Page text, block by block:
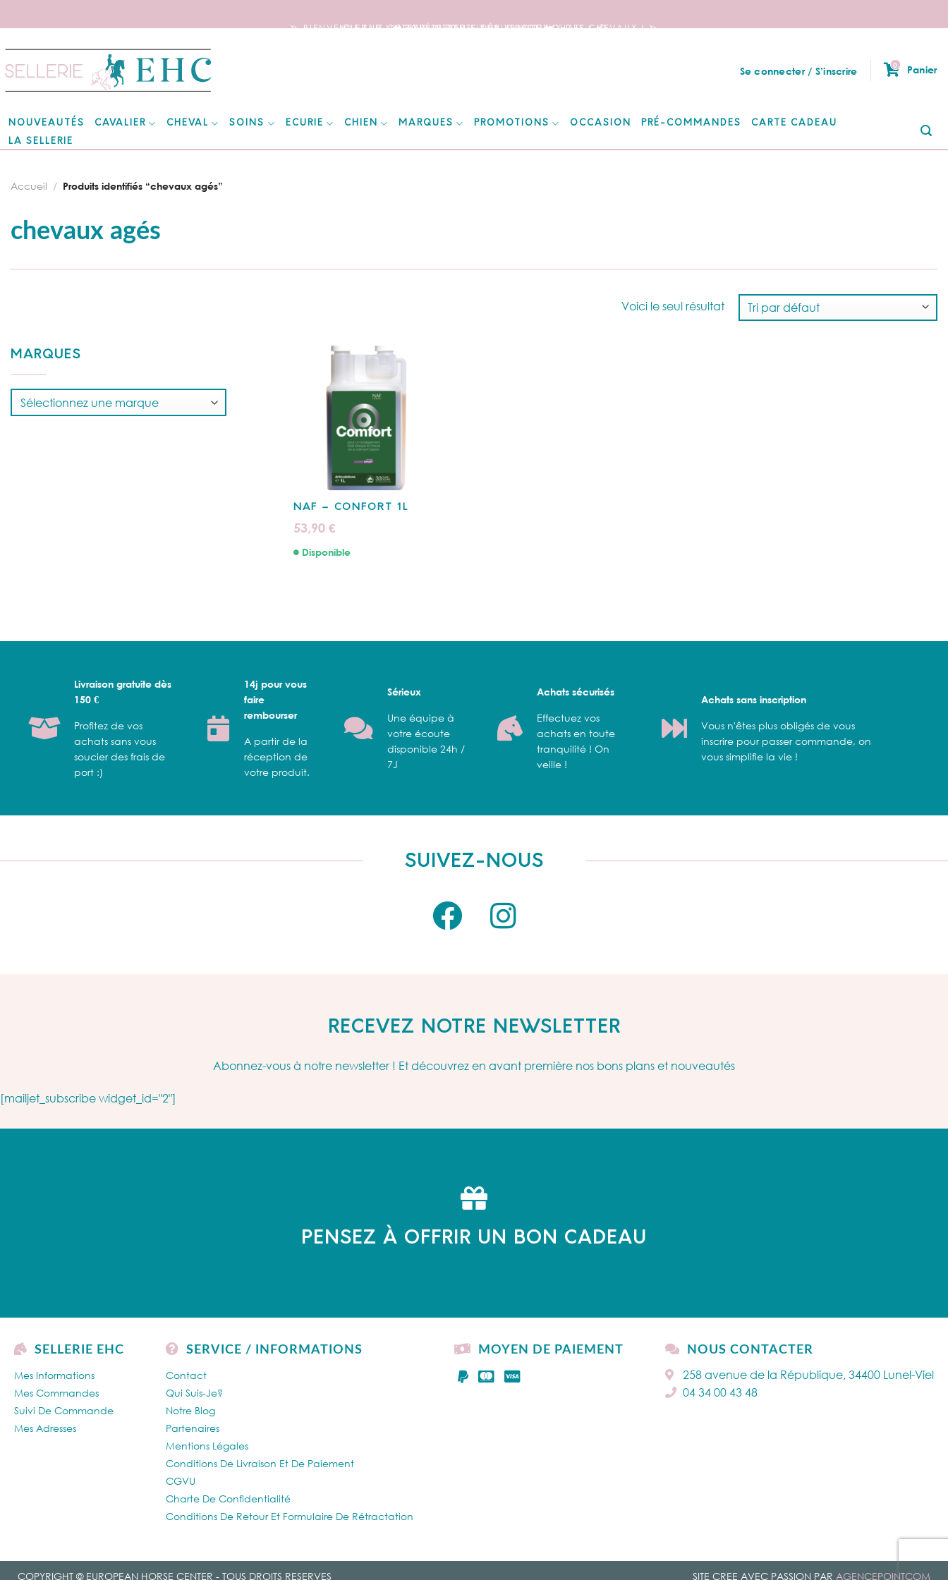
🦄 BIENVENUE SUR NOTRE SITE DEDIE AUX AMOUREUX DES CHEVAUX ! 🦄
📦 FRAIS DE PORT OFFERTS DÈS 150€ D’ACHATS ! 📦
❤️ EXPÉDITIONS WORLDWIDE ❤️
to
content
Se connecter / S’inscrire
0 Panier
NOUVEAUTÉS CAVALIER CHEVAL SOINS ECURIE CHIEN MARQUES PROMOTIONS OCCASION PRÉ-COMMANDES
CARTE CADEAU
LA SELLERIE
chevaux agés
Accueil / Produits identifiés “chevaux agés”
Voici le seul résultat
MARQUES
NAF – CONFORT 1L
53,90 €
Disponible
Livraison gratuite dès
150 €
Profitez de vos
achats sans vous
soucier des frais de
port :)
14j pour vous
faire
rembourser
A partir de la
réception de
votre produit.
Sérieux
Une équipe à
votre écoute
disponible 24h /
7J
Achats sécurisés
Effectuez vos
achats en toute
tranquilité ! On
veille !
Achats sans inscription
Vous n'êtes plus obligés de vous
inscrire pour passer commande, on
vous simplifie la vie !
SUIVEZ-NOUS
RECEVEZ NOTRE NEWSLETTER
Abonnez-vous à notre newsletter ! Et découvrez en avant première nos bons plans et nouveautés
[mailjet_subscribe widget_id="2"]
PENSEZ À OFFRIR UN BON CADEAU
SELLERIE EHC
Mes Informations
Mes Commandes
Suivi De Commande
Mes Adresses
SERVICE / INFORMATIONS
Contact
Qui Suis-Je?
Notre Blog
Partenaires
Mentions Légales
Conditions De Livraison Et De Paiement
CGVU
Charte De Confidentialité
Conditions De Retour Et Formulaire De Rétractation
MOYEN DE PAIEMENT NOUS CONTACTER
258 avenue de la République, 34400 Lunel-Viel
04 34 00 43 48
COPYRIGHT © EUROPEAN HORSE CENTER - TOUS DROITS RESERVES SITE CREE AVEC PASSION PAR AGENCEPOINTCOM